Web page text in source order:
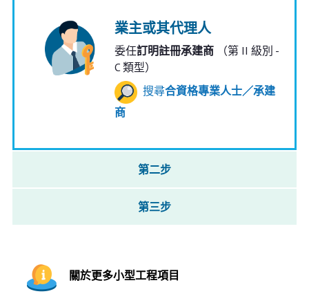
業主或其代理人
委任訂明註冊承建商（第 II 級別 -
C 類型）
搜尋合資格專業人士／承建
商
第二步
第三步
關於更多小型工程項目